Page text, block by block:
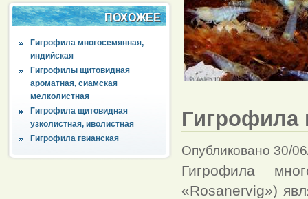
ПОХОЖЕЕ
Гигрофила многосемянная,
индийская
Гигрофилы щитовидная
ароматная, сиамская
мелколистная
Гигрофила щитовидная
узколистная, иволистная
Гигрофила гвианская
Гигрофила
Опубликовано 30/
Гигрофила
«Rosanervig»)